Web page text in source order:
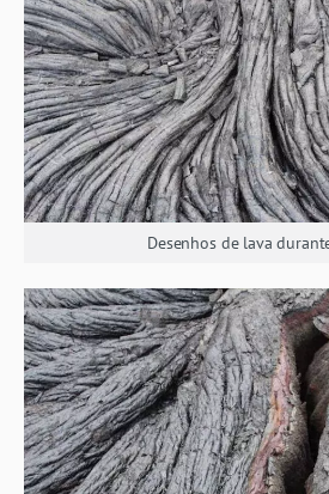
Desenhos de lava